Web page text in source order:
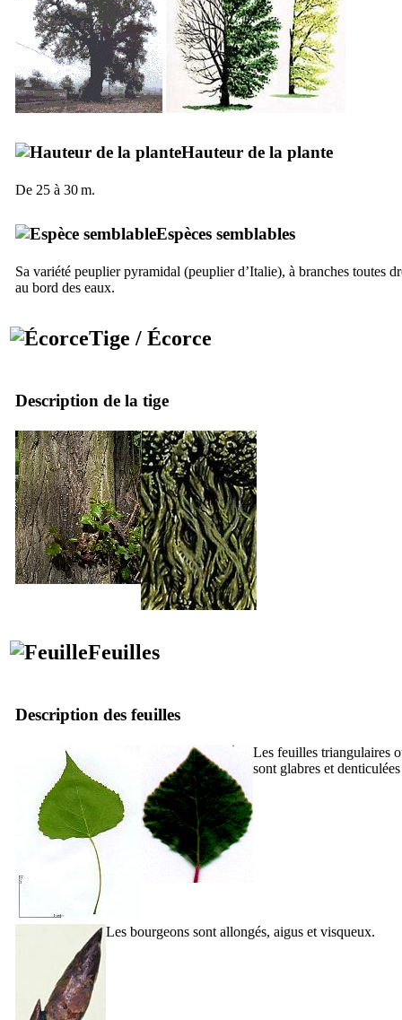
Hauteur de la plante
De 25 à 30 m.
Espèces semblables
Sa variété peuplier pyramidal (peuplier d’Italie), à branches toutes
au bord des eaux.
Tige / Écorce
Description de la tige
Feuilles
Description des feuilles
Les feuilles triangulaires
sont glabres et
Les bourgeons sont allongés, aigus et visqueux.